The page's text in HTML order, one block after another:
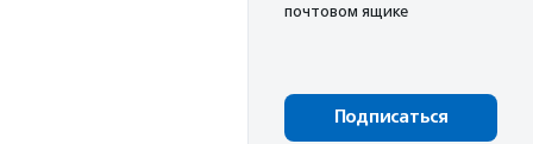
почтовом ящике
Подписаться